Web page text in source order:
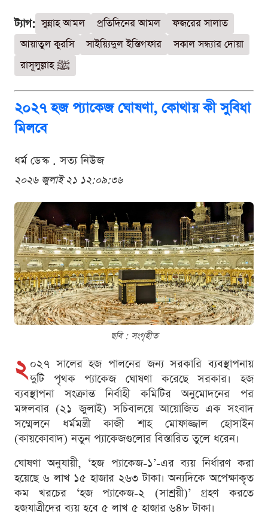
ট্যাগ: সুন্নাহ আমল প্রতিদিনের আমল
ফজরের সালাত
আয়াতুল কুরসি
সাইয়্যিদুল ইস্তিগফার
সকাল সন্ধ্যার দোয়া
রাসূলুল্লাহ ﷺ
২০২৭ হজ প্যাকেজ ঘোষণা, কোথায় কী সুবিধা
মিলবে
ধর্ম ডেস্ক . সত্য নিউজ
২০২৬ জুলাই ২১ ১২:০৯:৩৬
ছবি : সংগৃহীত
২ ০২৭ সালের হজ পালনের জন্য সরকারি ব্যবস্থাপনায়
দুটি পৃথক প্যাকেজ ঘোষণা করেছে সরকার। হজ
ব্যবস্থাপনা সংক্রান্ত নির্বাহী কমিটির অনুমোদনের পর
মঙ্গলবার (২১ জুলাই) সচিবালয়ে আয়োজিত এক সংবাদ
সম্মেলনে ধর্মমন্ত্রী কাজী শাহ মোফাজ্জাল হোসাইন
(কায়কোবাদ) নতুন প্যাকেজগুলোর বিস্তারিত তুলে ধরেন।
ঘোষণা অনুযায়ী, ‘হজ প্যাকেজ-১’-এর ব্যয় নির্ধারণ করা
হয়েছে ৬ লাখ ১৫ হাজার ২৬৩ টাকা। অন্যদিকে অপেক্ষাকৃত
কম খরচের ‘হজ প্যাকেজ-২ (সাশ্রয়ী)’ গ্রহণ করতে
হজযাত্রীদের ব্যয় হবে ৫ লাখ ৫ হাজার ৬৪৮ টাকা।